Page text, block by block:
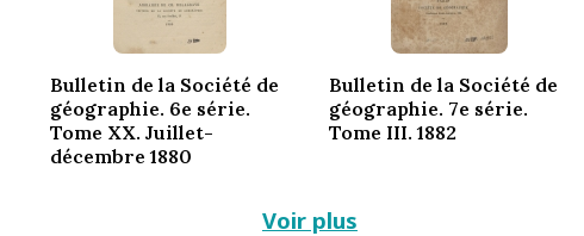
Bulletin de la Société de
géographie. 6e série.
Tome XX. Juillet-
décembre 1880
Bulletin de la Société de
géographie. 7e série.
Tome III. 1882
Voir plus